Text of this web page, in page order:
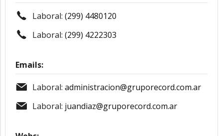
Laboral: (299) 4480120
Laboral: (299) 4222303
Emails:
Laboral: administracion@gruporecord.com.ar
Laboral: juandiaz@gruporecord.com.ar